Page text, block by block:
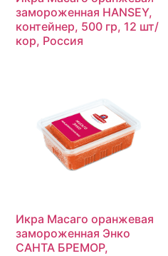
замороженная HANSEY,
контейнер, 500 гр, 12 шт/
кор, Россия
Икра Масаго оранжевая
замороженная Энко
САНТА БРЕМОР,